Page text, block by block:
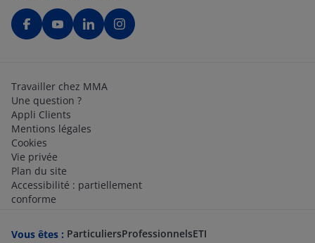
Travailler chez MMA
Une question ?
Appli Clients
Mentions légales
Cookies
Vie privée
Plan du site
Accessibilité : partiellement
conforme
Vous êtes : ParticuliersProfessionnelsETI